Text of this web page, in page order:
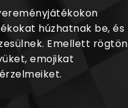
húzhatnak be, és
Emellett rögtön
emojikat